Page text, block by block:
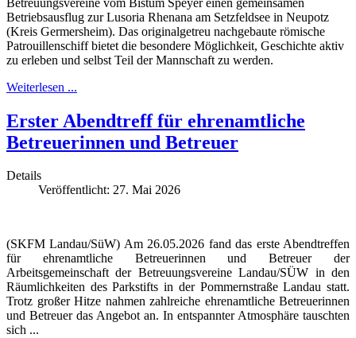
Betriebsausflug zur Lusoria Rhenana am Setzfeldsee in Neupotz
(Kreis Germersheim). Das originalgetreu nachgebaute römische
Patrouillenschiff bietet die besondere Möglichkeit, Geschichte aktiv
zu erleben und selbst Teil der Mannschaft zu werden.
Weiterlesen ...
Erster Abendtreff für ehrenamtliche
Betreuerinnen und Betreuer
Details
Veröffentlicht: 27. Mai 2026
(SKFM Landau/SüW) Am 26.05.2026 fand das erste Abendtreffen
für ehrenamtliche Betreuerinnen und Betreuer der
Arbeitsgemeinschaft der Betreuungsvereine Landau/SÜW in den
Räumlichkeiten des Parkstifts in der Pommernstraße Landau statt.
Trotz großer Hitze nahmen zahlreiche ehrenamtliche Betreuerinnen
und Betreuer das Angebot an. In entspannter Atmosphäre tauschten
sich ...